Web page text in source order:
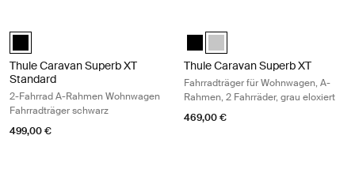
RV_Black (selected)
Thule Caravan Superb XT
Standard
2-Fahrrad A-Rahmen Wohnwagen
Fahrradträger schwarz
499,00 €
Thule Caravan Superb XT Black
Thule Caravan Superb
Thule Caravan Superb XT
Fahrradträger für Wohnwagen, A-
Rahmen, 2 Fahrräder, grau eloxiert
469,00 €